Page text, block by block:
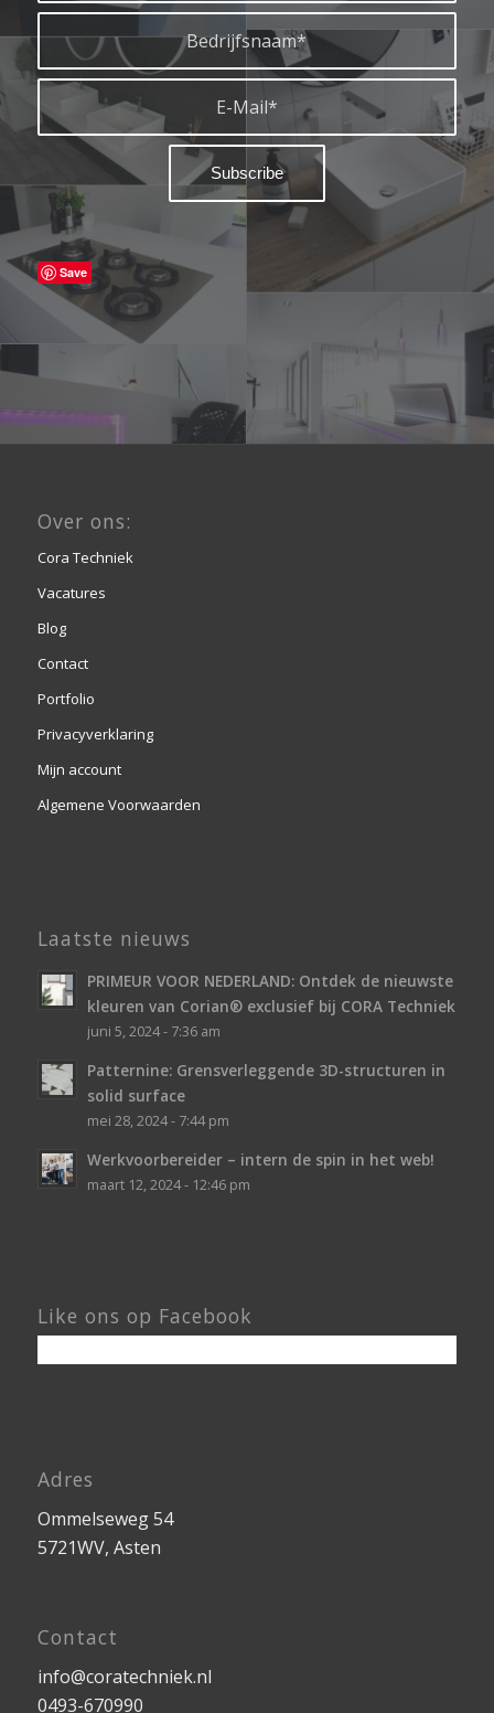
Save
Over ons:
Cora Techniek
Vacatures
Blog
Contact
Portfolio
Privacyverklaring
Mijn account
Algemene Voorwaarden
Laatste nieuws
PRIMEUR VOOR NEDERLAND: Ontdek de nieuwste
kleuren van Corian® exclusief bij CORA Techniek
juni 5, 2024 - 7:36 am
Patternine: Grensverleggende 3D-structuren in
solid surface
mei 28, 2024 - 7:44 pm
Werkvoorbereider – intern de spin in het web!
maart 12, 2024 - 12:46 pm
Like ons op Facebook
Adres
Ommelseweg 54
5721WV, Asten
Contact
info@coratechniek.nl
0493-670990